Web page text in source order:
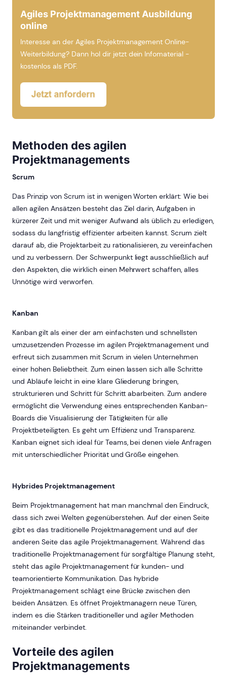
Agiles Projektmanagement Ausbildung
online
Interesse an der Agiles Projektmanagement Online-
Weiterbildung? Dann hol dir jetzt dein Infomaterial -
kostenlos als PDF.
Methoden des agilen
Projektmanagements
Scrum
Das Prinzip von Scrum ist in wenigen Worten erklärt: Wie bei
allen agilen Ansätzen besteht das Ziel darin, Aufgaben in
kürzerer Zeit und mit weniger Aufwand als üblich zu erledigen,
sodass du langfristig effizienter arbeiten kannst. Scrum zielt
darauf ab, die Projektarbeit zu rationalisieren, zu vereinfachen
und zu verbessern. Der Schwerpunkt liegt ausschließlich auf
den Aspekten, die wirklich einen Mehrwert schaffen, alles
Unnötige wird verworfen.
Kanban
Kanbangilt als einer der am einfachsten und schnellsten
umzusetzenden Prozesse im agilen Projektmanagement und
erfreut sich zusammen mit Scrum in vielen Unternehmen
einer hohen Beliebtheit. Zum einen lassen sich alle Schritte
und Abläufe leicht in eine klare Gliederung bringen,
strukturieren und Schritt für Schritt abarbeiten. Zum andere
ermöglicht die Verwendung eines entsprechenden Kanban-
Boards die Visualisierung der Tätigkeiten für alle
Projektbeteiligten. Es geht um Effizienz und Transparenz.
Kanban eignet sich ideal für Teams, bei denen viele Anfragen
mit unterschiedlicher Priorität und Größe eingehen.
Hybrides Projektmanagement
Beim Projektmanagement hat man manchmal den Eindruck,
dass sich zwei Welten gegenüberstehen. Auf der einen Seite
gibt es das traditionelle Projektmanagement und auf der
anderen Seite das agile Projektmanagement. Während das
traditionelle Projektmanagement für sorgfältige Planung steht,
steht das agile Projektmanagement für kunden- und
teamorientierte Kommunikation. Das hybride
Projektmanagement schlägt eine Brücke zwischen den
beiden Ansätzen. Es öffnet Projektmanagern neue Türen,
indem es die Stärken traditioneller und agiler Methoden
miteinander verbindet.
Vorteile des agilen
Projektmanagements